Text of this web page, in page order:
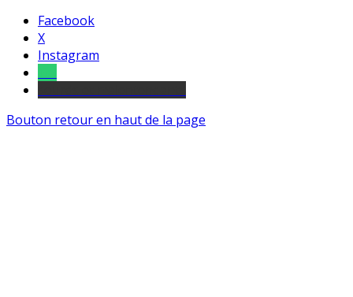
Facebook
X
Instagram
Bouton retour en haut de la page